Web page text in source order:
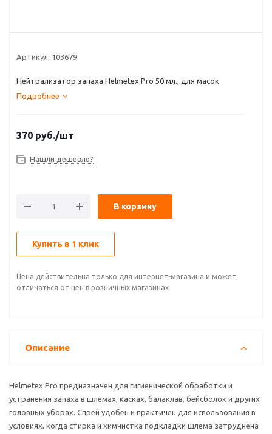
Артикул: 103679
Нейтрализатор запаха Helmetex Pro 50 мл., для масок
Подробнее
370 руб./шт
Нашли дешевле?
В корзину
Купить в 1 клик
Цена действительна только для интернет-магазина и может
отличаться от цен в розничных магазинах
Описание
Helmetex Pro предназначен для гигиенической обработки и
устранения запаха в шлемах, касках, балаклав, бейсболок и других
головных уборах. Спрей удобен и практичен для использования в
условиях, когда стирка и химчистка подкладки шлема затруднена